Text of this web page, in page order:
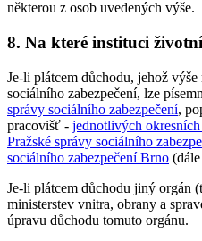
některou z osob uvedených výše.
8. Na které instituci
Je-li plátcem důchodu, jehož
sociálního zabezpečení, lze
správy sociálního zabezpečení,
pracovišť - jednotlivých
Pražské správy sociálního
sociálního zabezpečení Brno
Je-li plátcem důchodu jiný orgán
ministerstev vnitra, obrany a
úpravu důchodu tomuto orgánu.